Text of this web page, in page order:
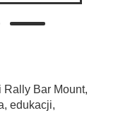
Bar Mount,
edukacji,